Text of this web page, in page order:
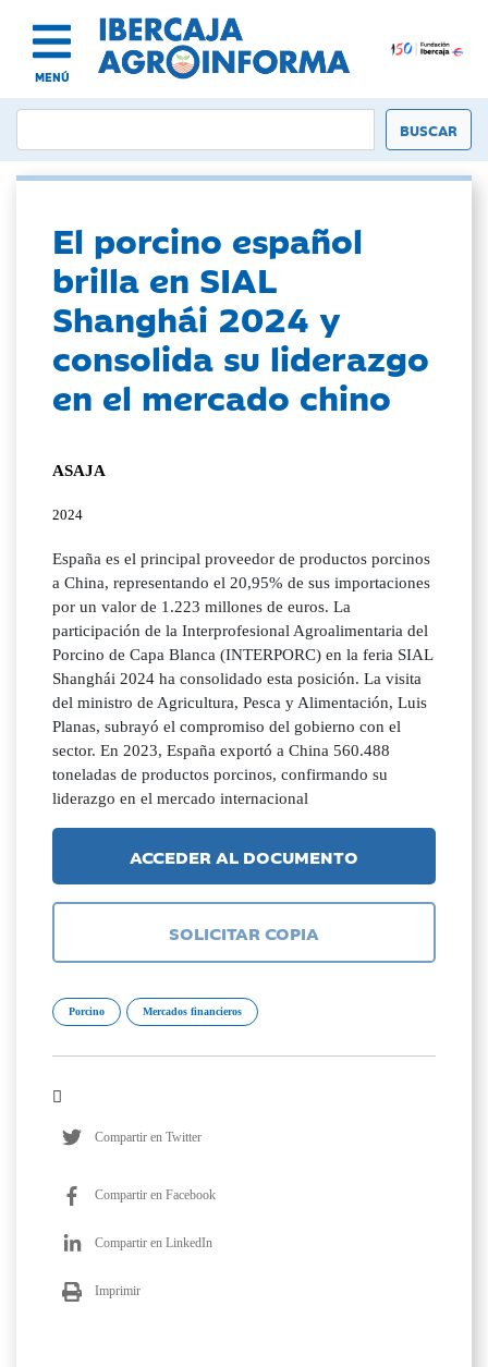
MENÚ
El porcino español
brilla en SIAL
Shanghái 2024 y
consolida su liderazgo
en el mercado chino
ASAJA
2024
España es el principal proveedor de productos porcinos
a China, representando el 20,95% de sus importaciones
por un valor de 1.223 millones de euros. La
participación de la Interprofesional Agroalimentaria del
Porcino de Capa Blanca (INTERPORC) en la feria SIAL
Shanghái 2024 ha consolidado esta posición. La visita
del ministro de Agricultura, Pesca y Alimentación, Luis
Planas, subrayó el compromiso del gobierno con el
sector. En 2023, España exportó a China 560.488
toneladas de productos porcinos, confirmando su
liderazgo en el mercado internacional
ACCEDER AL DOCUMENTO
SOLICITAR COPIA
Porcino Mercados financieros
Compartir en Twitter
Compartir en Facebook
Compartir en LinkedIn
Imprimir